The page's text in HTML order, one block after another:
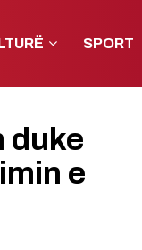
SPORT
duke
e